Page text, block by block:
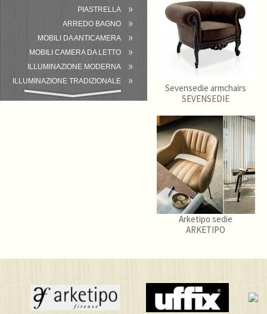
PIASTRELLA
ARREDO BAGNO
MOBILI DA ANTICAMERA
MOBILI CAMERA DA LETTO
ILLUMINAZIONE MODERNA
ILLUMINAZIONE TRADIZIONALE
ATTREZZATURA DEL BAGNO
Sevensedie armchairs
SEVENSEDIE
Arketipo sedie
ARKETIPO